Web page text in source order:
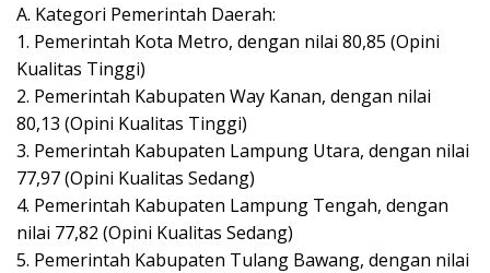
A. Kategori Pemerintah Daerah:
1. Pemerintah Kota Metro, dengan nilai 80,85 (Opini
Kualitas Tinggi)
2. Pemerintah Kabupaten Way Kanan, dengan nilai
80,13 (Opini Kualitas Tinggi)
3. Pemerintah Kabupaten Lampung Utara, dengan nilai
77,97 (Opini Kualitas Sedang)
4. Pemerintah Kabupaten Lampung Tengah, dengan
nilai 77,82 (Opini Kualitas Sedang)
5. Pemerintah Kabupaten Tulang Bawang, dengan nilai